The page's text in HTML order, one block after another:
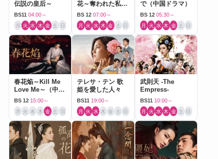
伝説の皇后～
BS11 04:00～
月 火 水 木 金 土 日
花～奪われた私～
（中国ドラマ）
BS 12 07:00～
月 火 水 木 金 土 日
で（中国ドラマ）
BS 12 05:30～
月 火 水 木 金 土 日
春花焔～Kill Me
Love Me～（中国
ドラマ）
BS 12 15:00～
月 火 水 木 金 土 日
テレサ・テン 歌
姫を愛した人々
BS11 19:00～
月 火 水 木 金 土 日
武則天 -The
Empress-
BS11 10:00～
月 火 水 木 金 土 日